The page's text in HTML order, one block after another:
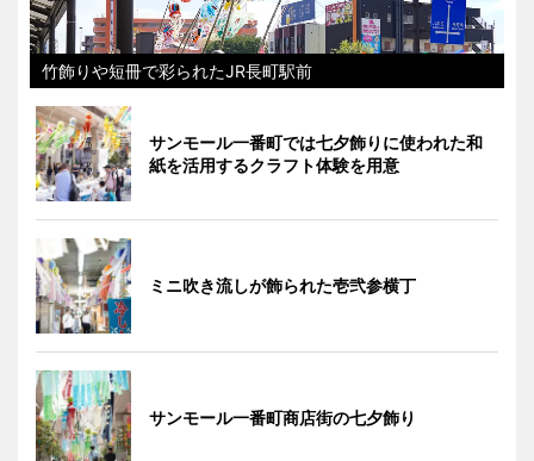
竹飾りや短冊で彩られたJR長町駅前
サンモール一番町では七夕飾りに使われた和
紙を活用するクラフト体験を用意
ミニ吹き流しが飾られた壱弐参横丁
サンモール一番町商店街の七夕飾り